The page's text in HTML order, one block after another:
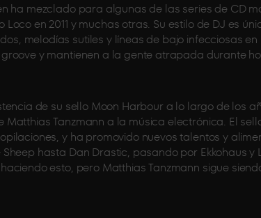
ha mezclado para algunas de las series de CD
en 2011 y muchas otras. Su estilo de DJ es
melodías sutiles y líneas de bajo infecciosas
y mantienen a la gente atrapada durante
de su sello Moon Harbour a lo largo de los
Tanzmann a la música electrónica. El
y ha promovido nuevos talentos y
hasta Dan Drastic, pasando por Ekkohaus y
esto, pero Matthias Tanzmann sigue